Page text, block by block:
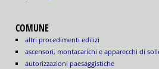
COMUNE
altri procedimenti edilizi
ascensori, montacarichi e apparecchi di
autorizzazioni paesaggistiche